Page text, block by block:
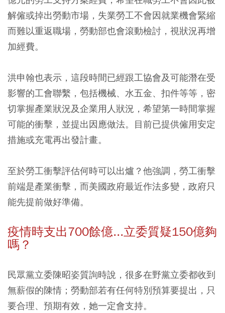
解僱或掉出勞動市場，失業勞工不會因就業機會緊縮
而難以重返職場，勞動部也會滾動檢討，視狀況再增
加經費。
洪申翰也表示，這段時間已經跟工協會及可能潛在受
影響的工會聯繫，包括機械、水五金、扣件等等，密
切掌握產業狀況及企業用人狀況，希望第一時間掌握
可能的衝擊，並提出因應做法。目前已提供僱用安定
措施或充電再出發計畫。
至於勞工衝擊評估何時可以出爐？他強調，勞工衝擊
前端是產業衝擊，而美國政府最近作法多變，政府只
能先提前做好準備。
疫情時支出700餘億...立委質疑150億夠
嗎？
民眾黨立委陳昭姿質詢時說，很多在野黨立委都收到
無薪假的陳情；勞動部若有任何特別預算要提出，只
要合理、預期有效，她一定會支持。